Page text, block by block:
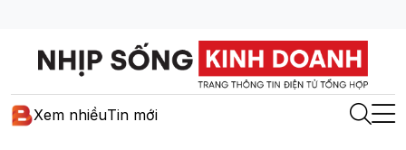
Xem nhiềuTin mới